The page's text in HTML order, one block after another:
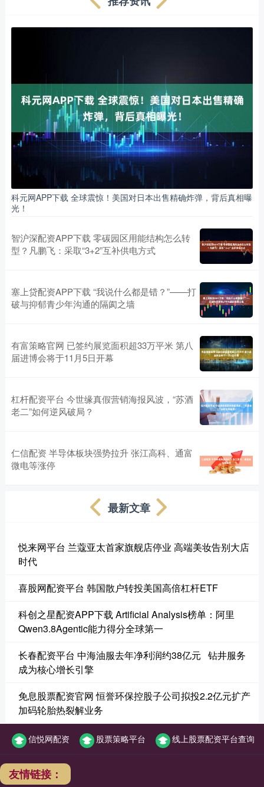
科元网APP下载 全球震惊！美国对日本出售精确炸弹，背后真相曝
光！
智沪深配资APP下载 零碳园区用能结构怎么转
型？凡鹏飞：采取“3+2”互补供电方式
塞上贷配资APP下载 “我说什么都是错？”——打
破与抑郁青少年沟通的隔阂之墙
有富策略官网 已签约展览面积超33万平米 第八
届进博会将于11月5日开幕
杠杆配资平台 今世缘真假营销海报风波，“苏酒
老二”如何逆风破局？
仁信配资 半导体板块强势拉升 张江高科、通富
微电等涨停
最新文章
悦来网平台 兰蔻亚太首家旗舰店停业 高端美妆告别大店
时代
喜股网配资平台 韩国散户转投美国高倍杠杆ETF
科创之星配资APP下载 Artificial Analysis榜单：阿里
Qwen3.8Agentic能力得分全球第一
长春配资平台 中海油服去年净利润约38亿元 钻井服务
成为核心增长引擎
免息股票配资官网 恒誉环保控股子公司拟投2.2亿元扩产
加码轮胎热裂解业务
信悦网配资 股票策略平台 线上股票配资平台查询
友情链接：